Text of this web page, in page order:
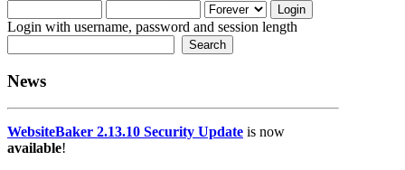
Login with username, password and session length
News
WebsiteBaker 2.13.10 Security Update is now
available!